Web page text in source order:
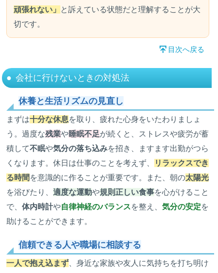
頑張れない」
と訴えている状態だと理解することが大
切です。
目次へ戻る
会社に行けないときの対処法
休養と生活リズムの見直し
まずは十分な休息を取り、疲れた心身をいたわりましょ
う。過度な残業や睡眠不足が続くと、ストレスや疲労が蓄
積して不眠や気分の落ち込みを招き、ますます出勤がつら
くなります。休日は仕事のことを考えず、
リラックスでき
る時間 を意識的に作ることが重要です。また、朝の太陽光
を浴びたり、適度な運動や規則正しい食事を心がけること
で、体内時計や自律神経のバランスを整え、気分の安定を
助けることができます。
信頼できる人や職場に相談する
一人で抱え込まず 、身近な家族や友人に気持ちを打ち明け